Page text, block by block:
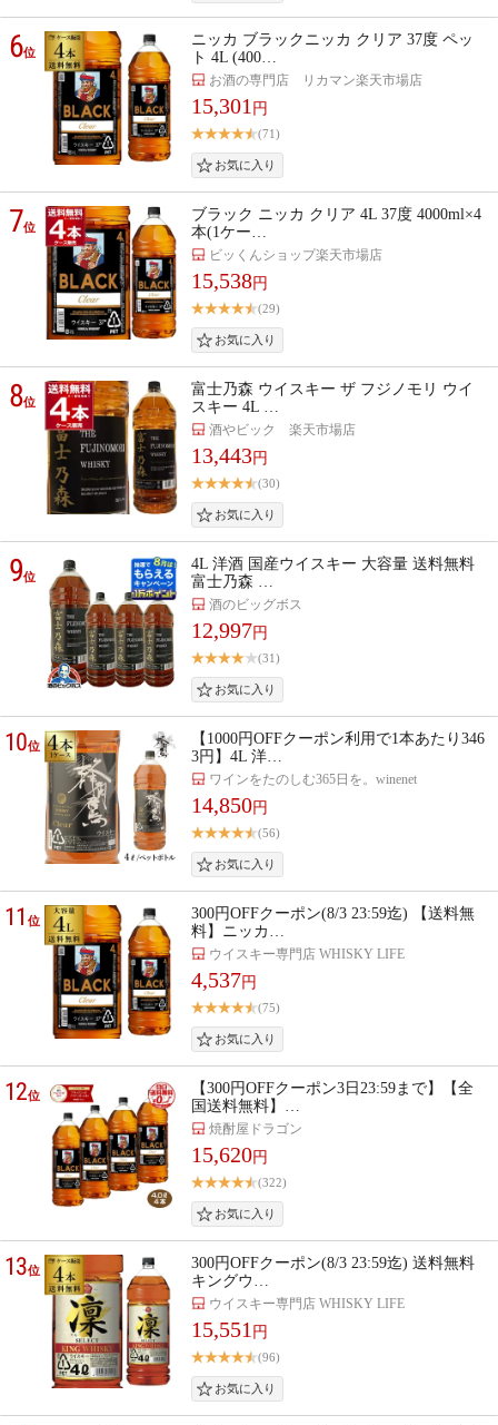
6位
ニッカ ブラックニッカ クリア 37度 ペッ
ト 4L (400…
お酒の専門店 リカマン楽天市場店
15,301 円
(71)
7位
ブラック ニッカ クリア 4L 37度 4000ml×4
本(1ケー…
ビッくんショップ楽天市場店
15,538円
(29)
8位
富士乃森 ウイスキー ザ フジノモリ ウイ
スキー 4L …
酒やビック 楽天市場店
13,443円
(30)
9位
4L 洋酒 国産ウイスキー 大容量 送料無料
富士乃森 …
酒のビッグボス
12,997円
(31)
10位
【1000円OFFクーポン利用で1本あたり346
3円】4L 洋…
ワインをたのしむ365日を。winenet
14,850円
(56)
11位
300円OFFクーポン(8/3 23:59迄) 【送料無
料】ニッカ…
ウイスキー専門店 WHISKY LIFE
4,537円
(75)
12位
【300円OFFクーポン3日23:59まで】【全
国送料無料】…
焼酎屋ドラゴン
15,620円
(322)
13位
300円OFFクーポン(8/3 23:59迄) 送料無料
キングウ…
ウイスキー専門店 WHISKY LIFE
15,551 円
(96)